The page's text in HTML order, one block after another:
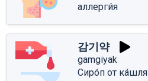
аллерги́я
감기약
gamgiyak
Сиро́п от ка́шля